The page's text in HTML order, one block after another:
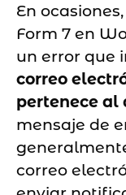
En
Form 7 en
un error que
correo
pertenece al
mensaje de
correo